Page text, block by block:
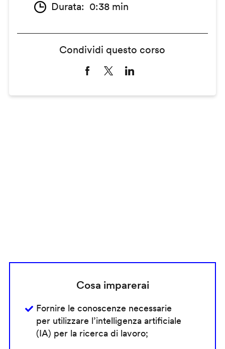
Durata 0:38 min
Condividi questo corso
Cosa imparerai
Fornire le conoscenze necessarie
per utilizzare l’intelligenza artificiale
(IA) per la ricerca di lavoro;